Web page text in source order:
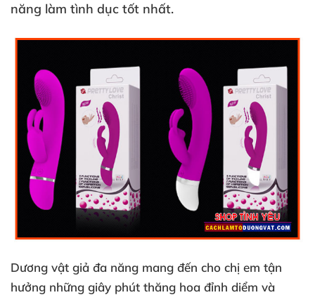
năng làm tình dục tốt nhất.
Dương vật giả đa năng mang đến cho chị em tận
hưởng những giây phút thăng hoa đỉnh diểm và